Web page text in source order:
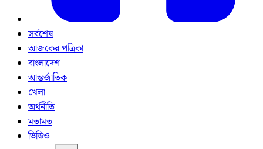
সর্বশেষ
আজকের পত্রিকা
বাংলাদেশ
আন্তর্জাতিক
খেলা
অর্থনীতি
মতামত
ভিডিও